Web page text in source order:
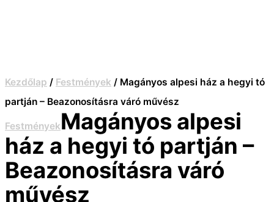
Kezdőlap / Festmények / Magányos alpesi ház a hegyi tó
partján – Beazonosításra váró művész
FestményekMagányos alpesi
ház a hegyi tó partján –
Beazonosításra váró
művész